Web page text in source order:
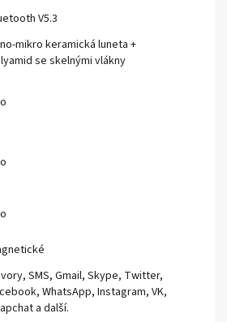
V5.3
mikro keramická luneta +
se skelnými vlákny
SMS, Gmail, Skype, Twitter,
WhatsApp, Instagram, VK,
a další.